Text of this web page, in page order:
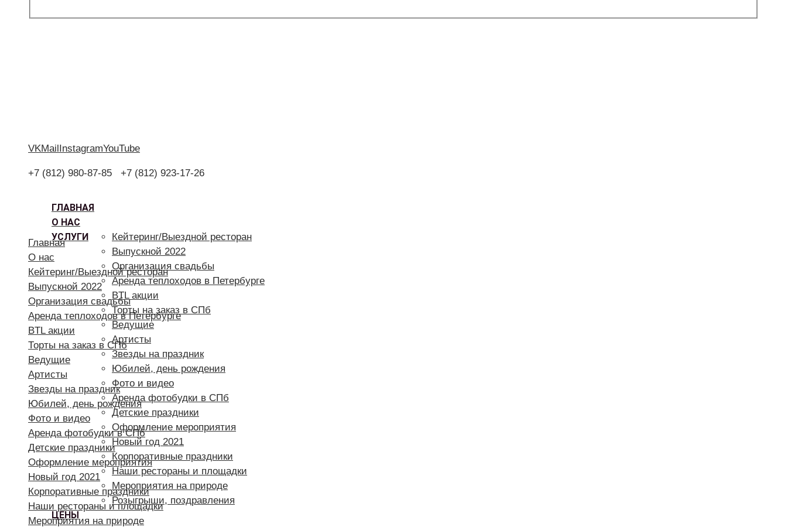
VKMailInstagramYouTube
+7 (812) 980-87-85 +7 (812) 923-17-26
ГЛАВНАЯ
О НАС
УСЛУГИ
Кейтеринг/Выездной ресторан
Выпускной 2022
Организация свадьбы
Аренда теплоходов в Петербурге
BTL акции
Торты на заказ в СПб
Ведущие
Артисты
Звезды на праздник
Юбилей, день рождения
Фото и видео
Аренда фотобудки в СПб
Детские праздники
Оформление мероприятия
Новый год 2021
Корпоративные праздники
Наши рестораны и площадки
Мероприятия на природе
Розыгрыши, поздравления
ЦЕНЫ
Главная
О нас
Кейтеринг/Выездной ресторан
Выпускной 2022
Организация свадьбы
Аренда теплоходов в Петербурге
BTL акции
Торты на заказ в СПб
Ведущие
Артисты
Звезды на праздник
Юбилей, день рождения
Фото и видео
Аренда фотобудки в СПб
Детские праздники
Оформление мероприятия
Новый год 2021
Корпоративные праздники
Наши рестораны и площадки
Мероприятия на природе